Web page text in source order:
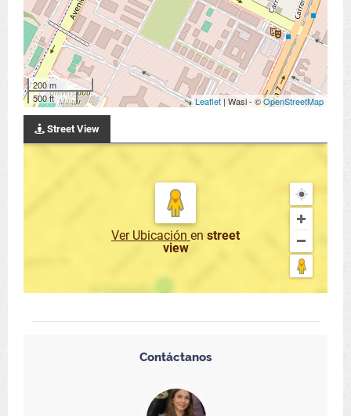
200 m
500 ft
Leaflet | Wasi - ©OpenStreetMap
Street View
Ver Ubicación en street
view
Contáctanos